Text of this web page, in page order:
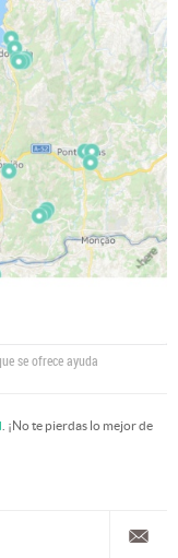
se ofrece ayuda
. ¡No te pierdas lo mejor de